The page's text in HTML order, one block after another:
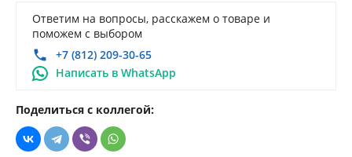
Ответим на вопросы, расскажем о товаре и
поможем с выбором
+7 (812) 209-30-65
Написать в WhatsApp
Поделиться с коллегой: